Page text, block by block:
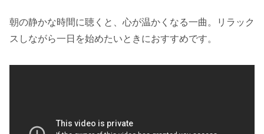
朝の静かな時間に聴くと、心が温かくなる一曲。リラック
スしながら一日を始めたいときにおすすめです。